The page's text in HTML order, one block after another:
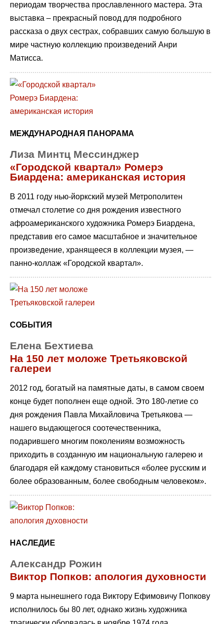
периодам творчества прославленного мастера. Эта
выставка – прекрасный повод для подробного
рассказа о двух сестрах, собравших самую большую в
мире частную коллекцию произведений Анри
Матисса.
МЕЖДУНАРОДНАЯ ПАНОРАМА
Лиза Минтц Мессинджер
«Городской квартал» Ромерэ
Биардена: американская история
В 2011 году нью-йоркский музей Метрополитен
отмечал столетие со дня рождения известного
афроамериканского художника Ромерэ Биардена,
представив его самое масштабное и значительное
произведение, хранящееся в коллекции музея, —
панно-коллаж «Городской квартал».
СОБЫТИЯ
Елена Бехтиева
На 150 лет моложе Третьяковской
галереи
2012 год, богатый на памятные даты, в самом своем
конце будет пополнен еще одной. Это 180-летие со
дня рождения Павла Михайловича Третьякова —
нашего выдающегося соотечественника,
подарившего многим поколениям возможность
приходить в созданную им национальную галерею и
благодаря ей каждому становиться «более русским и
более образованным, более свободным человеком».
НАСЛЕДИЕ
Александр Рожин
Виктор Попков: апология духовности
9 марта нынешнего года Виктору Ефимовичу Попкову
исполнилось бы 80 лет, однако жизнь художника